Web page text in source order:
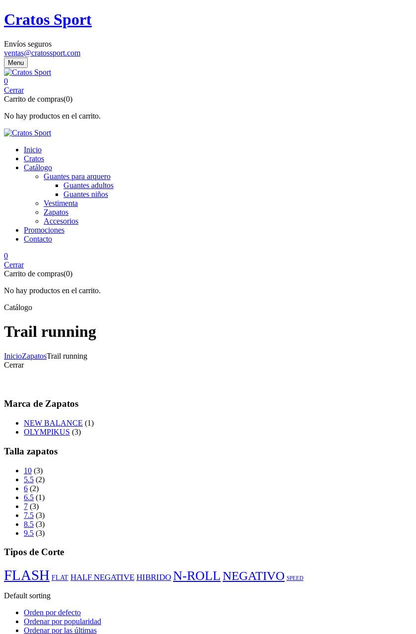
Cratos Sport
Envíos seguros
ventas@cratossport.com
Menu
0
Cerrar
Carrito de compras(0)
No hay productos en el carrito.
Inicio
Cratos
Catálogo
Guantes para arquero
Guantes adultos
Guantes niños
Vestimenta
Zapatos
Accesorios
Promociones
Contacto
0
Cerrar
Carrito de compras(0)
No hay productos en el carrito.
Catálogo
Trail running
InicioZapatosTrail running
Cerrar
Marca de Zapatos
NEW BALANCE (1)
OLYMPIKUS (3)
Talla zapatos
10 (3)
5.5 (2)
6 (2)
6.5 (1)
7 (3)
7.5 (3)
8.5 (3)
9.5 (3)
Tipos de Corte
FLASH FLAT HALF NEGATIVE HIBRIDO N-ROLLNEGATIVO SPEED
Default sorting
Orden por defecto
Ordenar por popularidad
Ordenar por las últimas